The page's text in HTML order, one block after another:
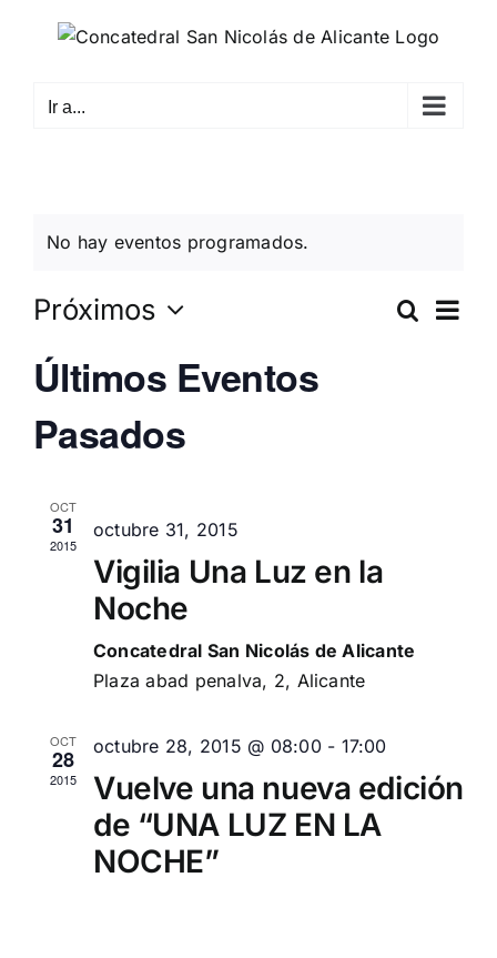
Ir a...
No hay eventos programados.
Buscar
Lista
Próximos
la
fecha.
Últimos Eventos
Pasados
OCT
31
2015
octubre 31, 2015
Vigilia Una Luz en la
Noche
Concatedral San Nicolás de Alicante
Plaza abad penalva, 2, Alicante
OCT
28
2015
octubre 28, 2015 @ 08:00- 17:00
Vuelve una nueva edición
de “UNA LUZ EN LA
NOCHE”